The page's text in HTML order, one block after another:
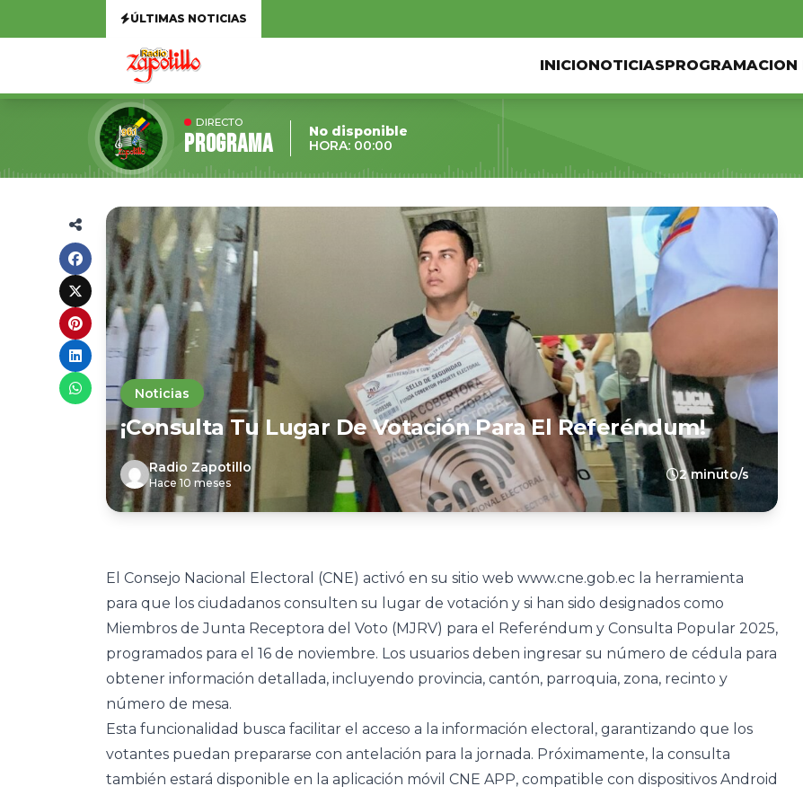
ÚLTIMAS NOTICIAS
INICIONOTICIAS
DIRECTO
Programa
No disponible
HORA: 00:00
Noticias
¡Consulta Tu Lugar De Votación Para El Referéndum!
Radio Zapotillo
Hace 10 meses
2 minuto/s
El Consejo Nacional Electoral (CNE) activó en su sitio web www.cne.gob.ec la herramienta
para que los ciudadanos consulten su lugar de votación y si han sido designados como
Miembros de Junta Receptora del Voto (MJRV) para el Referéndum y Consulta Popular 2025,
programados para el 16 de noviembre. Los usuarios deben ingresar su número de cédula para
obtener información detallada, incluyendo provincia, cantón, parroquia, zona, recinto y
número de mesa.
Esta funcionalidad busca facilitar el acceso a la información electoral, garantizando que los
votantes puedan prepararse con antelación para la jornada. Próximamente, la consulta
también estará disponible en la aplicación móvil CNE APP, compatible con dispositivos Android